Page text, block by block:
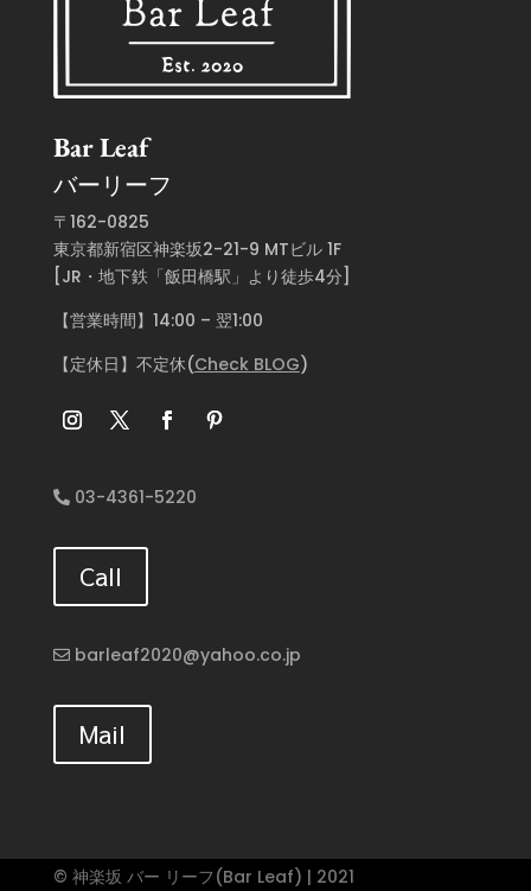
Bar Leaf
バーリーフ
〒162-0825
東京都新宿区神楽坂2-21-9 MTビル 1F
[JR・地下鉄「飯田橋駅」より徒歩4分]
【営業時間】14:00 – 翌1:00
【定休日】不定休(Check BLOG)
03-4361-5220
Call
barleaf2020@yahoo.co.jp
Mail
© 神楽坂 バー リーフ(Bar Leaf) | 2021